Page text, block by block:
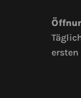
ersten